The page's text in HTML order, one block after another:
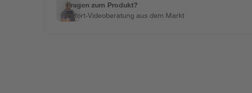
Fragen zum Produkt?
Sofort-Videoberatung aus dem Markt